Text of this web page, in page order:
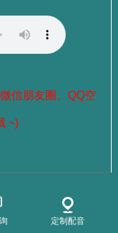
信朋友圈、QQ空
~)
定制配音